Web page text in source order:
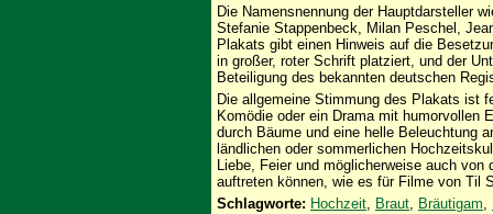
Die Namensnennung der Hauptdarsteller
Stefanie Stappenbeck, Milan Peschel,
Plakats gibt einen Hinweis auf die
in großer, roter Schrift platziert, und der
Beteiligung des bekannten deutschen
Die allgemeine Stimmung des Plakats ist
Komödie oder ein Drama mit humorvollen
durch Bäume und eine helle Beleuchtung
ländlichen oder sommerlichen
Liebe, Feier und möglicherweise auch
auftreten können, wie es für Filme von Til
Schlagworte: Hochzeit, Braut, Bräutigam,